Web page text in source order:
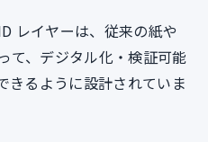
レイヤーは、従来の紙や
て、デジタル化・検証可能
きるように設計されていま